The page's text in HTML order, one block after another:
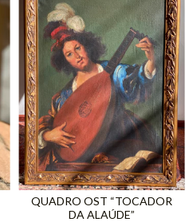
QUADRO OST “TOCADOR
DA ALAÚDE”